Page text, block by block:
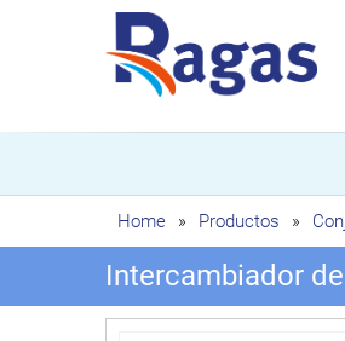
Home » Productos »
Intercambiador